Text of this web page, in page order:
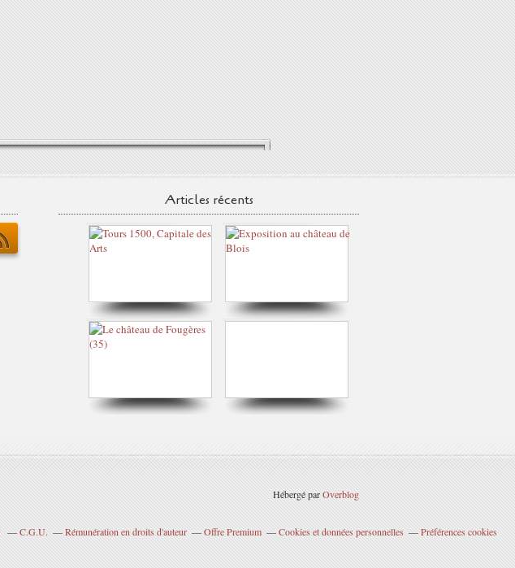
Articles récents
Hébergé parOverblog
C.G.U. Rémunération en droits d'auteur Offre Premium Cookies et données personnelles Préférences cookies